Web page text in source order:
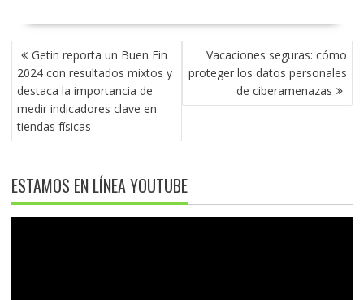
NAVEGACIÓN
DE
ENTRADAS
Getin reporta un Buen Fin
2024 con resultados mixtos y
destaca la importancia de
medir indicadores clave en
tiendas físicas
Vacaciones seguras: cómo
proteger los datos personales
de ciberamenazas
ESTAMOS EN LÍNEA YOUTUBE